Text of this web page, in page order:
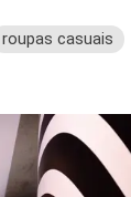
roupas casuais